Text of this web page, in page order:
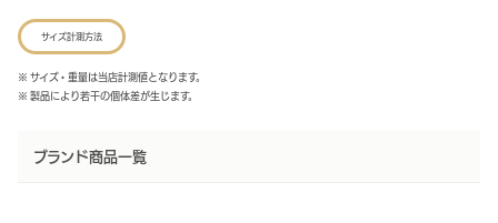
サイズ計測方法
※ サイズ・重量は当店計測値となります。
※ 製品により若干の個体差が生じます。
ブランド商品一覧